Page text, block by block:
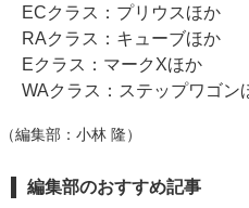
ECクラス：プリウスほか
RAクラス：キューブほか
Eクラス：マークXほか
WAクラス：ステップワゴン
（編集部：小林 隆）
編集部のおすすめ記事